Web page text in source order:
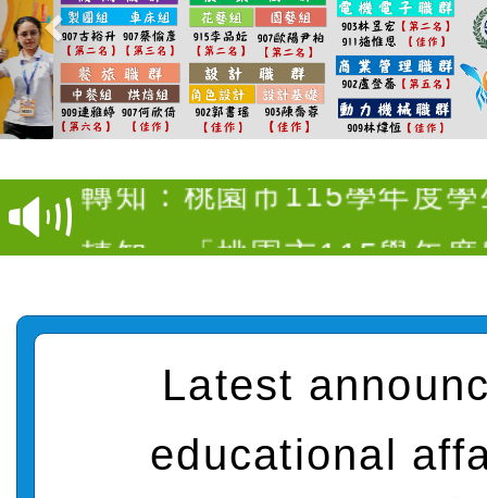
【甄選結果(第4招)】公告
度第1學期第9次代理教師
【甄選結果(第12招)】公
度第1學期第7次代理教師
轉知：桃園市115學年度
師生本土語及新住民語歌
轉知：「桃園市115學年
牽手，綠能透明齊步走」
賽實施要點」及修正內容
轉知：桃園市115年度『
Latest
educational